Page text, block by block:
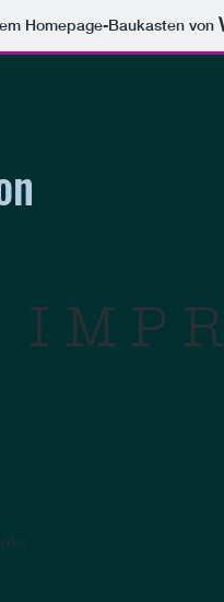
Homepage-Baukasten von